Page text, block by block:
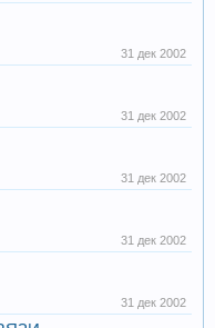
31 дек 2002
31 дек 2002
31 дек 2002
31 дек 2002
31 дек 2002